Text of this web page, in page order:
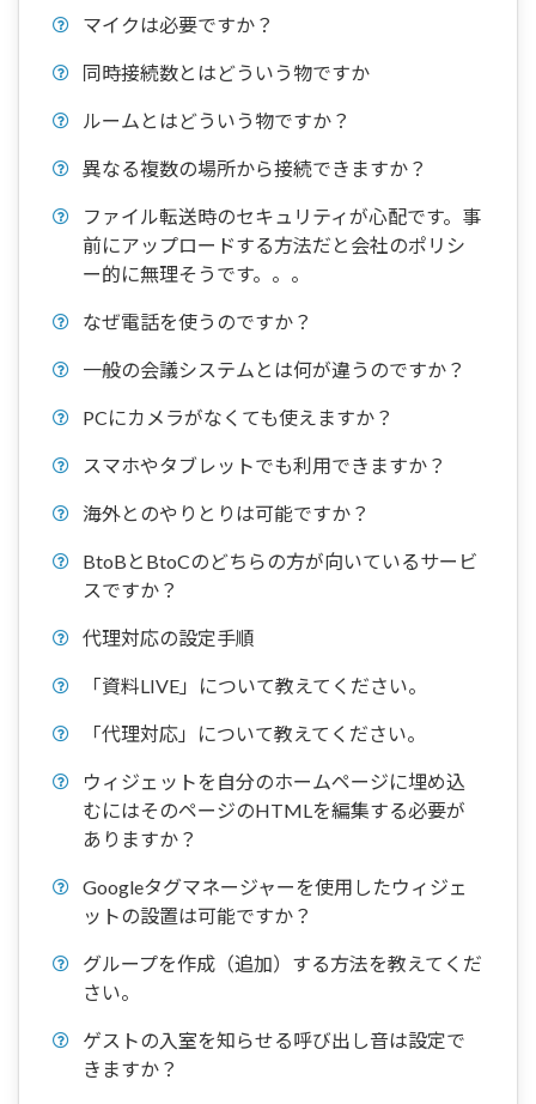
マイクは必要ですか？
同時接続数とはどういう物ですか
ルームとはどういう物ですか？
異なる複数の場所から接続できますか？
ファイル転送時のセキュリティが心配です。事
前にアップロードする方法だと会社のポリシ
ー的に無理そうです。。。
なぜ電話を使うのですか？
一般の会議システムとは何が違うのですか？
PCにカメラがなくても使えますか？
スマホやタブレットでも利用できますか？
海外とのやりとりは可能ですか？
BtoBとBtoCのどちらの方が向いているサービ
スですか？
代理対応の設定手順
「資料LIVE」について教えてください。
「代理対応」について教えてください。
ウィジェットを自分のホームページに埋め込
むにはそのページのHTMLを編集する必要が
ありますか？
Googleタグマネージャーを使用したウィジェ
ットの設置は可能ですか？
グループを作成（追加）する方法を教えてくだ
さい。
ゲストの入室を知らせる呼び出し音は設定で
きますか？